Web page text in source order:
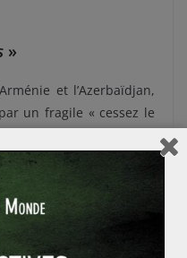
»
et l’Azerbaïdjan,
un fragile « cessez le
l’Azerbaïdjan, Ankara
le conflit au Haut-
l’Azerbaïdjan, fournit
assistance technique,
des drones qui ont su